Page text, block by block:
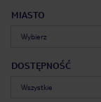
MIASTO
DOSTĘPNOŚĆ